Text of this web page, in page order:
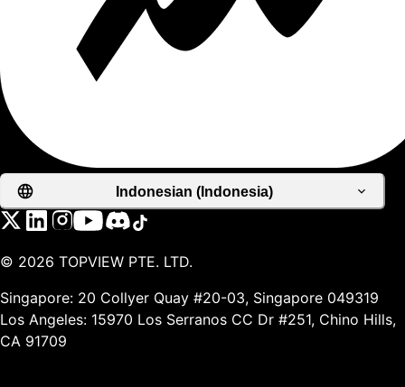
Indonesian (Indonesia)
© 2026 TOPVIEW PTE. LTD.
Singapore: 20 Collyer Quay #20-03, Singapore 049319
Los Angeles: 15970 Los Serranos CC Dr #251, Chino Hills,
CA 91709